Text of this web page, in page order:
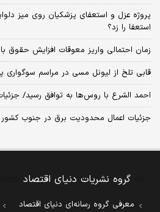
پروژه عزل و استعفای پزشکیان روی میز
استعفا را زد؟
زمان احتمالی واریز معوقات افزایش حقوق
قابی تلخ از لیونل مسی در مراسم
احمد الشرع با روس‌ها به توافق رسید/
جزئیات اعمال محدودیت برق در جنوب کشور
گروه نشریات دنیای اقتصاد
معرفی گروه رسانه‌ای دنیای اقتصاد